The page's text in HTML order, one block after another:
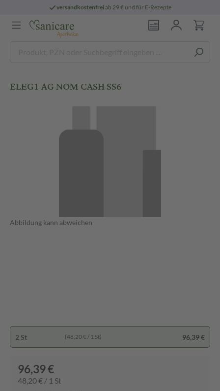
versandkostenfreiab 29 € und für E-Rezepte
ELEG1 AG NOM CASH SS6
Abbildung kann abweichen
2 St (48,20 € / 1 St) 96,39 €
96,39 €
48,20 € / 1 St